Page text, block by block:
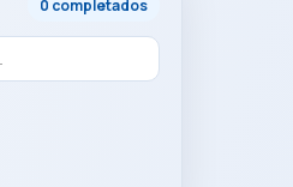
0 completados